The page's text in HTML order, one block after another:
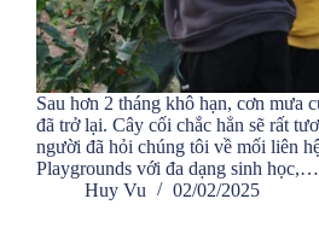
Sau hơn 2 tháng khô hạn, cơn mưa
đã trở lại. Cây cối chắc hẳn sẽ rất
người đã hỏi chúng tôi về mối liên
Playgrounds với đa dạng sinh học,…
Huy Vu
02/02/2025